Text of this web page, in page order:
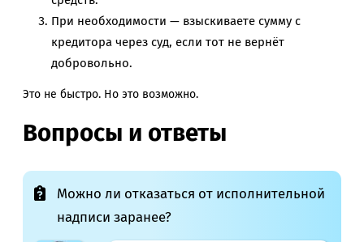
При необходимости — взыскиваете сумму с
кредитора через суд, если тот не вернёт
добровольно.
Это не быстро. Но это возможно.
Вопросы и ответы
Можно ли отказаться от исполнительной
надписи заранее?